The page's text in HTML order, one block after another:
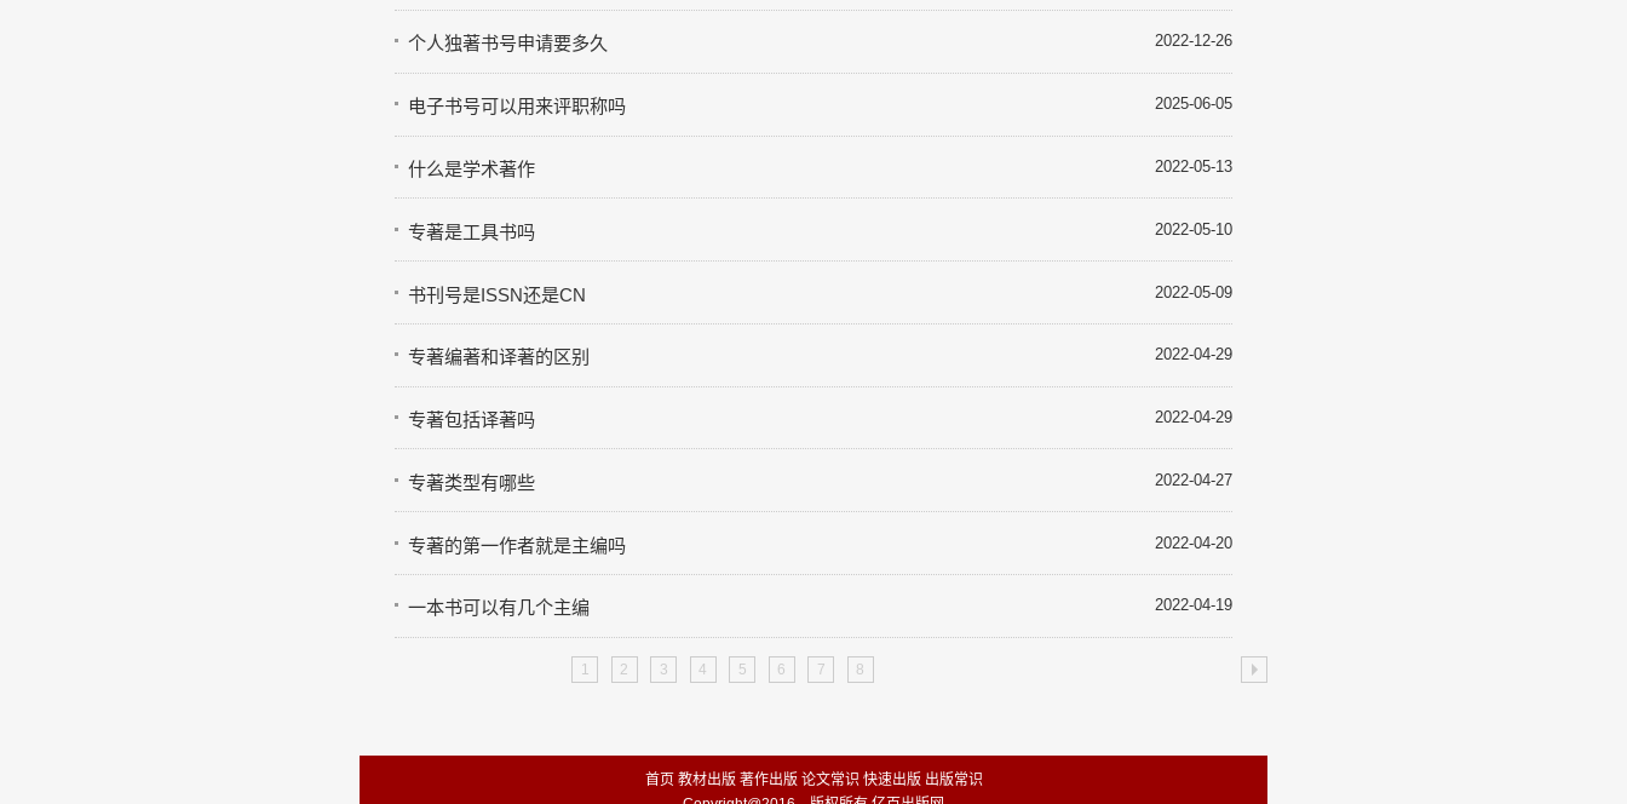
2022-12-26
个人独著书号申请要多久
2025-06-05
电子书号可以用来评职称吗
2022-05-13
什么是学术著作
2022-05-10
专著是工具书吗
2022-05-09
书刊号是ISSN还是CN
2022-04-29
专著编著和译著的区别
2022-04-29
专著包括译著吗
2022-04-27
专著类型有哪些
2022-04-20
专著的第一作者就是主编吗
2022-04-19
一本书可以有几个主编
1 2 3 4 5 6 7 8
首页 教材出版 著作出版 论文常识 快速出版 出版常识